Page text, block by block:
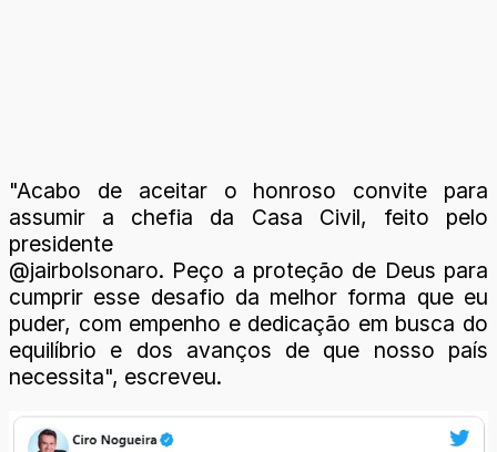
"Acabo de aceitar o honroso convite para
assumir a chefia da Casa Civil, feito pelo
presidente
@jairbolsonaro. Peço a proteção de Deus para
cumprir esse desafio da melhor forma que eu
puder, com empenho e dedicação em busca do
equilíbrio e dos avanços de que nosso país
necessita", escreveu.